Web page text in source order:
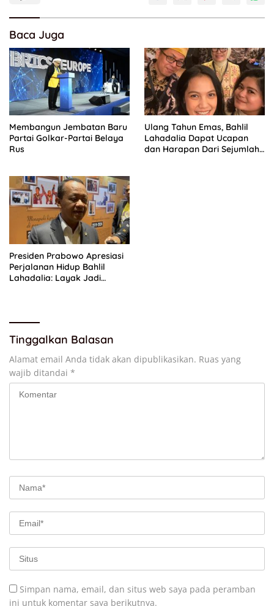
Baca Juga
Membangun Jembatan Baru
Partai Golkar-Partai Belaya
Rus
Ulang Tahun Emas, Bahlil
Lahadalia Dapat Ucapan
dan Harapan Dari Sejumlah
Presiden Prabowo Apresiasi
Perjalanan Hidup Bahlil
Lahadalia: Layak Jadi
Tinggalkan Balasan
Alamat email Anda tidak akan dipublikasikan. Ruas yang
wajib ditandai *
Simpan nama, email, dan situs web saya pada peramban
ini untuk komentar saya berikutnya.